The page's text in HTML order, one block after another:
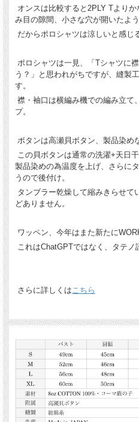
オンスは比較すると2PLY Tより
み目の隙間、小さな穴が開いたよ
だからポロシャツは涼しいと感じ
ポロシャツは一見、「Tシャツに
う？」と思われがちですが、縫製
す。
襟・袖口は横編み機での編み立て
プ。
ボタンは高瀬貝ボタン、製品染め
この貝ボタンは通常の洗濯+天日
製品染めの為温度を上げ、さらに
うので後付け。
タンブラー乾燥して縮みきらせて
どありません。
ワッペン、今年はまた新たに
これはChatGPTではなく、タテノ
さらに詳しくはこちら